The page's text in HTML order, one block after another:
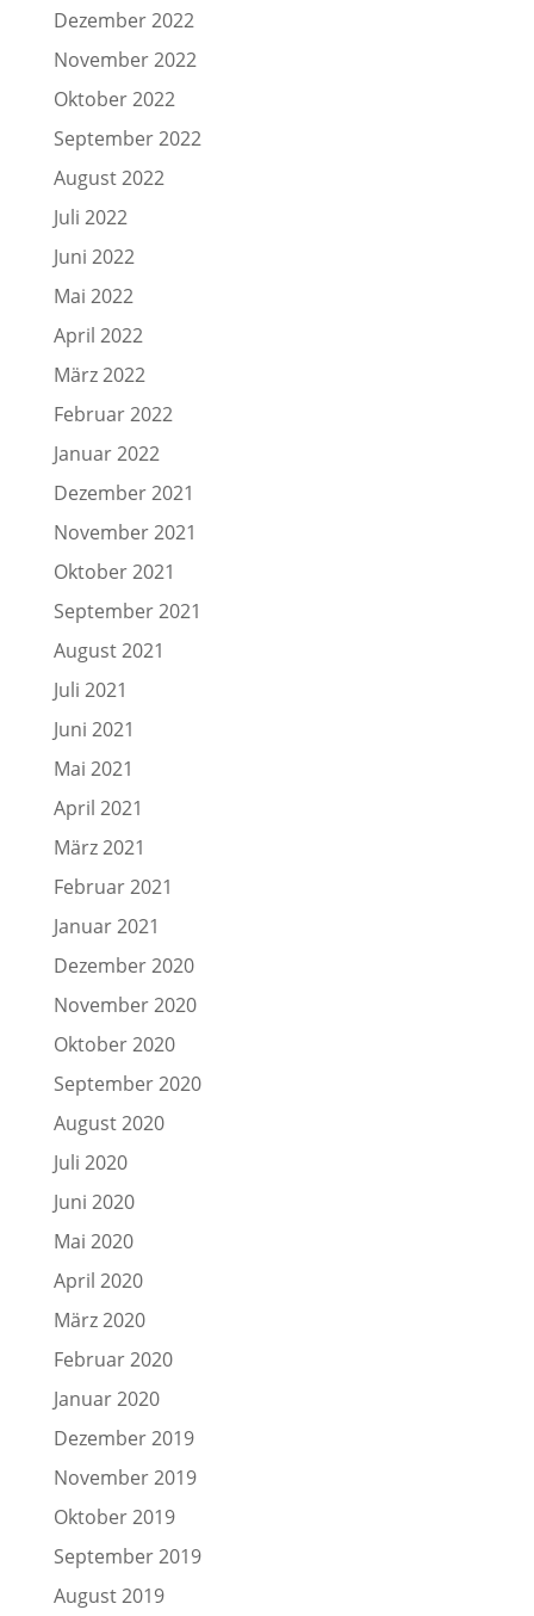
Dezember 2022
November 2022
Oktober 2022
September 2022
August 2022
Juli 2022
Juni 2022
Mai 2022
April 2022
März 2022
Februar 2022
Januar 2022
Dezember 2021
November 2021
Oktober 2021
September 2021
August 2021
Juli 2021
Juni 2021
Mai 2021
April 2021
März 2021
Februar 2021
Januar 2021
Dezember 2020
November 2020
Oktober 2020
September 2020
August 2020
Juli 2020
Juni 2020
Mai 2020
April 2020
März 2020
Februar 2020
Januar 2020
Dezember 2019
November 2019
Oktober 2019
September 2019
August 2019